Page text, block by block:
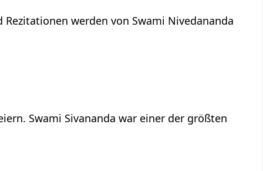
werden von Swami Nivedananda
Swami Sivananda war einer der größten